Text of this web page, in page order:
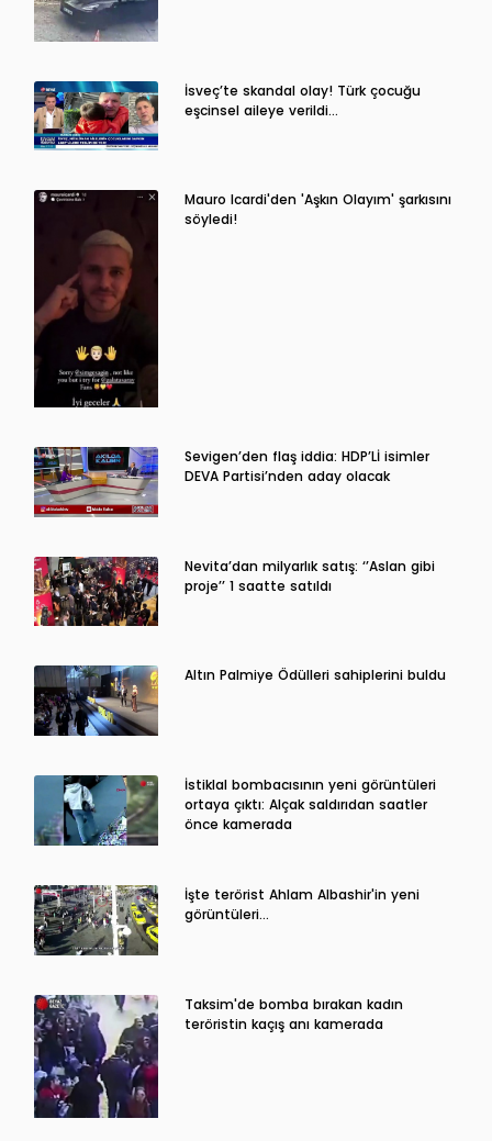
İsveç’te skandal olay! Türk çocuğu
eşcinsel aileye verildi…
Mauro Icardi'den 'Aşkın Olayım' şarkısını
söyledi!
Sevigen’den flaş iddia: HDP’Lİ isimler
DEVA Partisi’nden aday olacak
Nevita’dan milyarlık satış: ‘’Aslan gibi
proje’’ 1 saatte satıldı
Altın Palmiye Ödülleri sahiplerini buldu
İstiklal bombacısının yeni görüntüleri
ortaya çıktı: Alçak saldırıdan saatler
önce kamerada
İşte terörist Ahlam Albashir'in yeni
görüntüleri…
Taksim'de bomba bırakan kadın
teröristin kaçış anı kamerada